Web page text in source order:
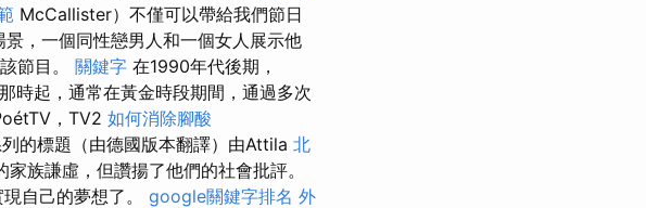
McCallister）不僅可以帶給我們節日
，一個同性戀男人和一個女人展示他
節目。 關鍵字 在1990年代後期，
時起，通常在黃金時段期間，通過多次
，TV2 如何消除腳酸
的標題（由德國版本翻譯）由Attila 北
族謙虛，但讚揚了他們的社會批評。
自己的夢想了。 google關鍵字排名 外